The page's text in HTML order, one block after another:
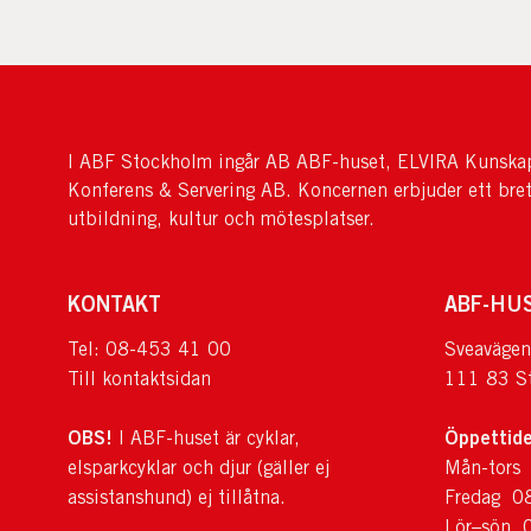
I ABF Stockholm ingår AB ABF-huset, ELVIRA
Konferens & Servering AB. Koncernen erbjuder ett
utbildning, kultur och mötesplatser.
KONTAKT
Tel: 08-453 41 00
Till kontaktsidan
OBS! I ABF-huset är cyklar,
elsparkcyklar och djur (gäller ej
assistanshund) ej tillåtna.
ABF-
111 83
Mån-
Fredag